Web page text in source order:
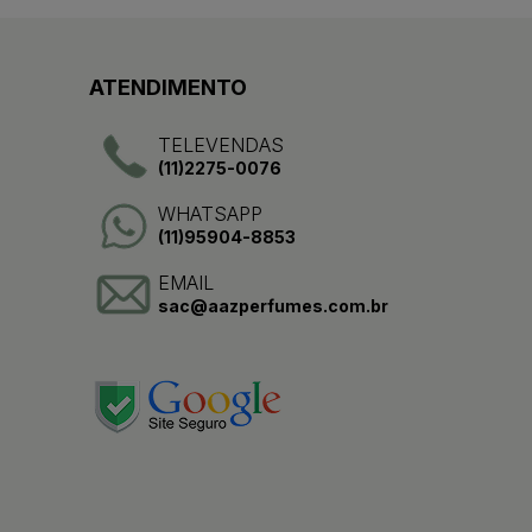
ATENDIMENTO
TELEVENDAS
(11)2275-0076
WHATSAPP
(11)95904-8853
EMAIL
sac@aazperfumes.com.br